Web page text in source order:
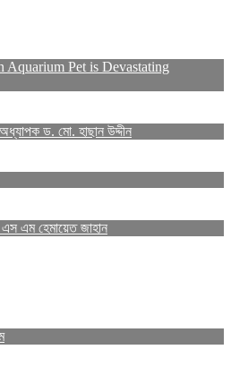
Aquarium Pet is Devastating
অধ্যাপক ড. মো. হাছান উদ্দীন
এম হেমায়েত জাহান